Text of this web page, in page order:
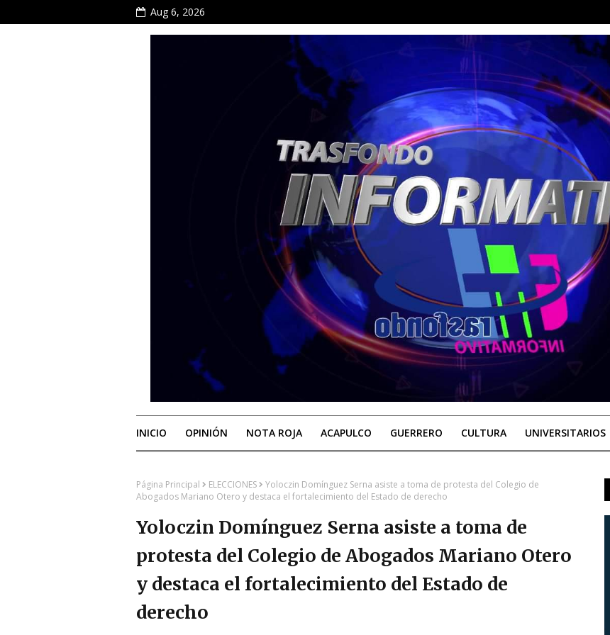
Aug 6, 2026
INICIO OPINIÓN NOTA ROJA ACAPULCO GUERRERO CULTURA UNIVERSITARIOS
Página Principal ELECCIONES
Yoloczin Domínguez Serna asiste a toma de protesta del Colegio de
Abogados Mariano Otero y destaca el fortalecimiento del Estado de derecho
Yoloczin Domínguez Serna asiste a toma de
protesta del Colegio de Abogados Mariano Otero
y destaca el fortalecimiento del Estado de
derecho